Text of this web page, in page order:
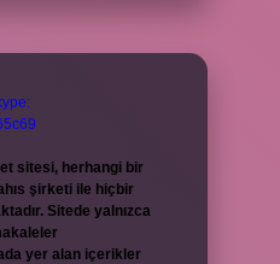
sitesi, herhangi bir
şirketi ile hiçbir
Sitede yalnızca
yer alan içerikler